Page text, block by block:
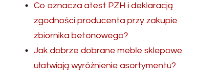
Co oznacza atest PZH i deklaracją
zgodności producenta przy zakupie
zbiornika betonowego?
Jak dobrze dobrane meble sklepowe
ułatwiają wyróżnienie asortymentu?